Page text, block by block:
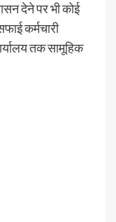
देने पर भी कोई
कर्मचारी
तक सामूहिक